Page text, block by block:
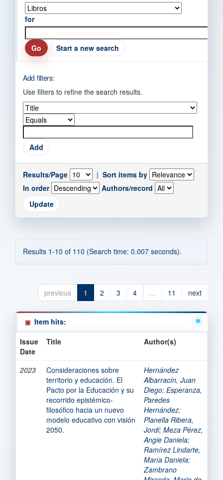
for
Start a new search
Add filters:
Use filters to refine the search results.
Results/Page | Sort items by
In order
Authors/record
Results 1-10 of 110 (Search time: 0.007 seconds).
previous 1 2 3 4 ... 11 next
Item hits:
Issue
Date
Title Author(s)
2023
Consideraciones sobre
territorio y educación. El
Pacto por la Educación y su
recorrido epistémico-
filosófico hacia un nuevo
modelo educativo con visión
2050.
Hernández
Albarracín, Juan
Diego; Esperanza,
Paredes
Hernández;
Planella Ribera,
Jordi; Meza Pérez,
Angie Daniela;
Ramírez Lindarte,
María Daniela;
Zambrano